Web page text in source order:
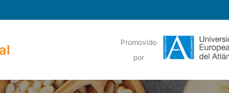
Promovido
por